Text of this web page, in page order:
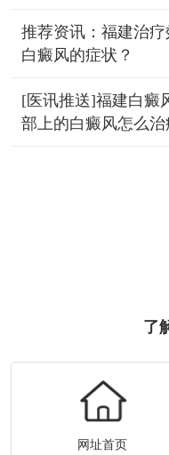
推荐资讯：福建治
白癜风的症状？
[医讯推送]福建白癜
部上的白癜风怎么治
了
网址首页